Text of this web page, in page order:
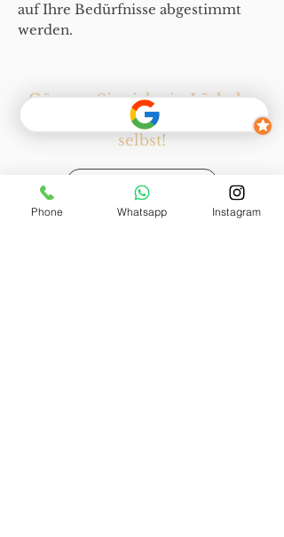
auf Ihre Bedürfnisse abgestimmt
werden.
Gönnen Sie sich ein Lächeln,
das so strahlend ist wie Sie
selbst!
Termin vereinbaren
Phone Whatsapp Instagram